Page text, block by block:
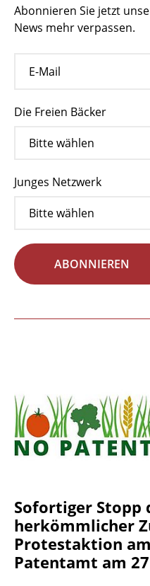
Abonnieren Sie jetzt
News mehr verpassen.
Die Freien Bäcker
Junges Netzwerk
ABONNIEREN
Sofortiger Stopp
herkömmlicher
Protestaktion
Patentamt am